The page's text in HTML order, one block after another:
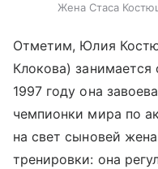
Жена Стаса
Отметим, Юлия
Клокова)
1997 году она
чемпионки мира по
на свет сыновей
тренировки: она